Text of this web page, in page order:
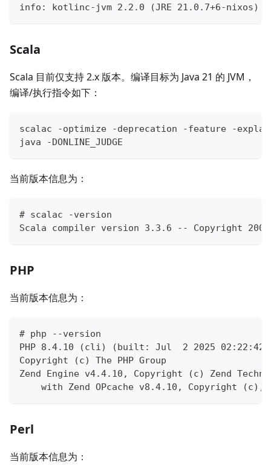
info: kotlinc-jvm 2.2.0 (JRE 21.0.7+6-nixos)
Scala
Scala 目前仅支持 2.x 版本。编译目标为 Java 21 的 JVM，
编译/执行指令如下：
scalac -optimize -deprecation -feature -
java -DONLINE_JUDGE
当前版本信息为：
# scalac -version
Scala compiler version 3.3.6 -- Copyright 2002-
PHP
当前版本信息为：
# php --version
PHP 8.4.10 (cli) (built: Jul  2 2025 02:22:42)
Copyright (c) The PHP Group
Zend Engine v4.4.10, Copyright (c) Zend
with Zend OPcache v8.4.10, Copyright (c),
Perl
当前版本信息为：